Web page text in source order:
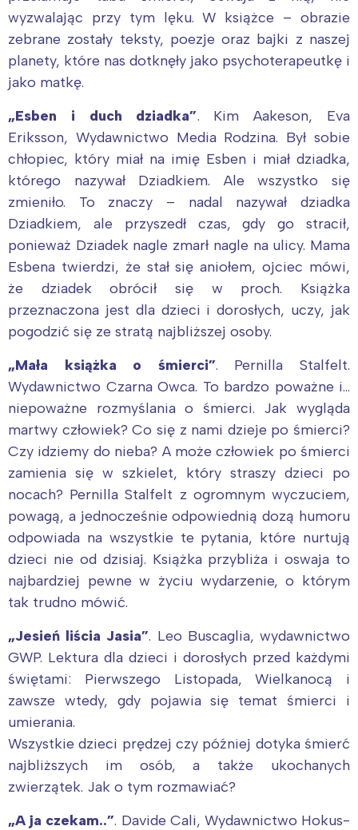
wyzwalając przy tym lęku. W książce – obrazie
zebrane zostały teksty, poezje oraz bajki z naszej
planety, które nas dotknęły jako psychoterapeutkę i
jako matkę.
„Esben i duch dziadka”. Kim Aakeson, Eva
Eriksson, Wydawnictwo Media Rodzina. Był sobie
chłopiec, który miał na imię Esben i miał dziadka,
którego nazywał Dziadkiem. Ale wszystko się
zmieniło. To znaczy – nadal nazywał dziadka
Dziadkiem, ale przyszedł czas, gdy go stracił,
ponieważ Dziadek nagle zmarł nagle na ulicy. Mama
Esbena twierdzi, że stał się aniołem, ojciec mówi,
że dziadek obrócił się w proch. Książka
przeznaczona jest dla dzieci i dorosłych, uczy, jak
pogodzić się ze stratą najbliższej osoby.
„Mała książka o śmierci”. Pernilla Stalfelt.
Wydawnictwo Czarna Owca. To bardzo poważne i…
niepoważne rozmyślania o śmierci. Jak wygląda
martwy człowiek? Co się z nami dzieje po śmierci?
Czy idziemy do nieba? A może człowiek po śmierci
zamienia się w szkielet, który straszy dzieci po
nocach? Pernilla Stalfelt z ogromnym wyczuciem,
powagą, a jednocześnie odpowiednią dozą humoru
odpowiada na wszystkie te pytania, które nurtują
dzieci nie od dzisiaj. Książka przybliża i oswaja to
najbardziej pewne w życiu wydarzenie, o którym
tak trudno mówić.
„Jesień liścia Jasia”. Leo Buscaglia, wydawnictwo
GWP. Lektura dla dzieci i dorosłych przed każdymi
świętami: Pierwszego Listopada, Wielkanocą i
zawsze wtedy, gdy pojawia się temat śmierci i
umierania.
Wszystkie dzieci prędzej czy później dotyka śmierć
najbliższych im osób, a także ukochanych
zwierzątek. Jak o tym rozmawiać?
„A ja czekam..”. Davide Cali, Wydawnictwo Hokus-
Interesują mnie wydarzenia z
tego regionu:
Warszawa
Łódź
Trójmiasto
Poznań
Wrocław
Śląsk
Kraków
Południe
Północ
Wszystkie
Wybieram